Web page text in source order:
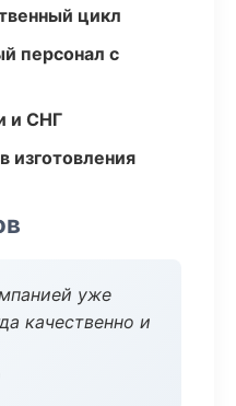
цикл
персонал с
и СНГ
изготовления
уже
качественно и